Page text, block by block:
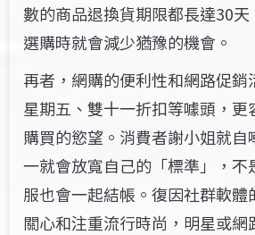
數的商品退換貨期限都長達30
選購時就會減少猶豫的機會。
再者，網購的便利性和網路促銷
星期五、雙十一折扣等噱頭，更
購買的慾望。消費者謝小姐就自
一就會放寬自己的「標準」，不
服也會一起結帳。復因社群軟體
關心和注重流行時尚，明星或網